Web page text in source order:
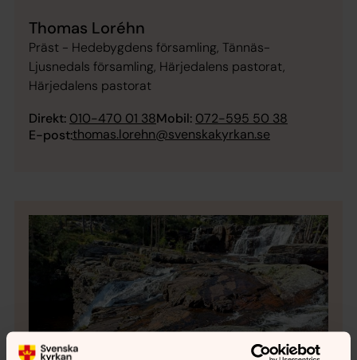
Thomas Loréhn
Präst - Hedebygdens församling, Tännäs-
Ljusnedals församling, Härjedalens pastorat,
Härjedalens pastorat
Direkt: 010-470 01 38Mobil: 072-595 50 38
E-post:thomas.lorehn@svenskakyrkan.se